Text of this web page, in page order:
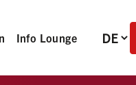
Info Lounge